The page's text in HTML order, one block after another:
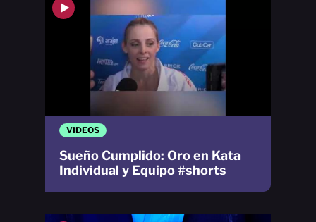
VIDEOS
Sueño Cumplido: Oro en Kata
Individual y Equipo #shorts